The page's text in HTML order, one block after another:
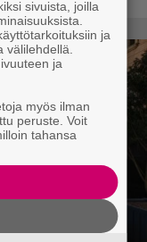
sivuista, joilla
ja
ja
myös ilman
peruste. Voit
tahansa